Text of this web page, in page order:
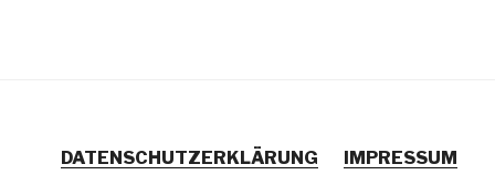
DATENSCHUTZERKLÄRUNG IMPRESSUM